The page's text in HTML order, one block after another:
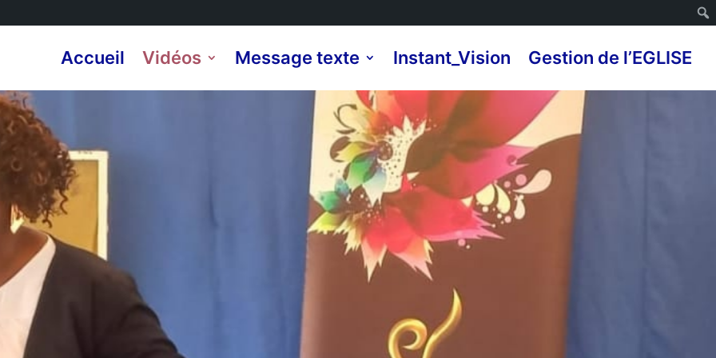
Accueil Vidéos Message texte Instant_Vision Gestion de l’EGLISE